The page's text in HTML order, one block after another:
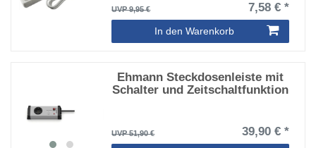
UVP 9,95 € 7,58 € *
In den Warenkorb
Ehmann Steckdosenleiste mit
Schalter und Zeitschaltfunktion
UVP 51,90 € 39,90 € *